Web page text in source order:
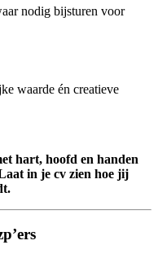
nodig bijsturen voor
waarde én creatieve
hart, hoofd en handen
in je cv zien hoe jij